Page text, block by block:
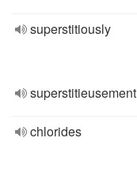
superstitiously
superstitieusement
chlorides